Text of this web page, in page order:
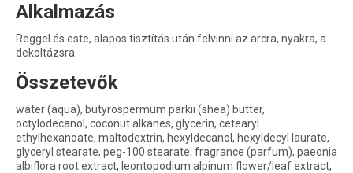
Alkalmazás
Reggel és este, alapos tisztítás után felvinni az arcra, nyakra, a
dekoltázsra.
Összetevők
water (aqua), butyrospermum parkii (shea) butter,
octylodecanol, coconut alkanes, glycerin, cetearyl
ethylhexanoate, maltodextrin, hexyldecanol, hexyldecyl laurate,
glyceryl stearate, peg-100 stearate, fragrance (parfum), paeonia
albiflora root extract, leontopodium alpinum flower/leaf extract,